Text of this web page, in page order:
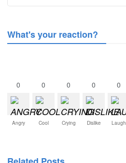
What's your reaction?
0
Angry
0
Cool
0
Crying
0
Dislike
0
Laugh